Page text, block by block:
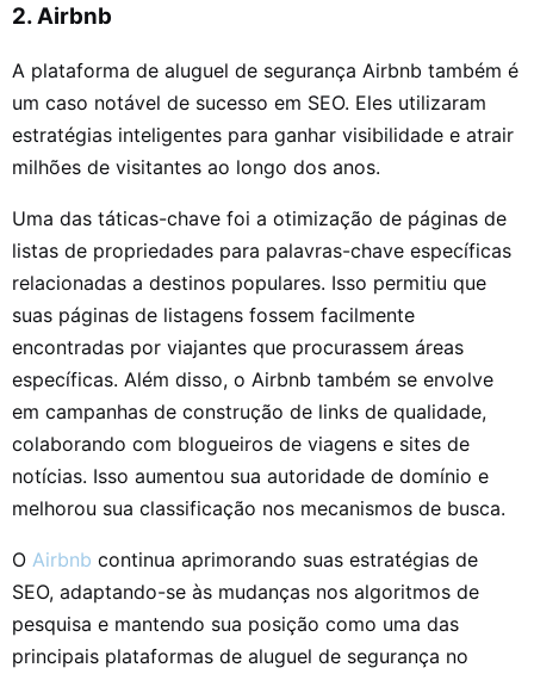
2. Airbnb
A plataforma de aluguel de segurança Airbnb também é
um caso notável de sucesso em SEO. Eles utilizaram
estratégias inteligentes para ganhar visibilidade e atrair
milhões de visitantes ao longo dos anos.
Uma das táticas-chave foi a otimização de páginas de
listas de propriedades para palavras-chave específicas
relacionadas a destinos populares. Isso permitiu que
suas páginas de listagens fossem facilmente
encontradas por viajantes que procurassem áreas
específicas. Além disso, o Airbnb também se envolve
em campanhas de construção de links de qualidade,
colaborando com blogueiros de viagens e sites de
notícias. Isso aumentou sua autoridade de domínio e
melhorou sua classificação nos mecanismos de busca.
O Airbnb continua aprimorando suas estratégias de
SEO, adaptando-se às mudanças nos algoritmos de
pesquisa e mantendo sua posição como uma das
principais plataformas de aluguel de segurança no